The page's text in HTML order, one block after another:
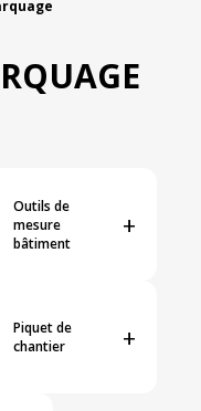
Outils de
mesure
bâtiment
+
Piquet de
chantier
+